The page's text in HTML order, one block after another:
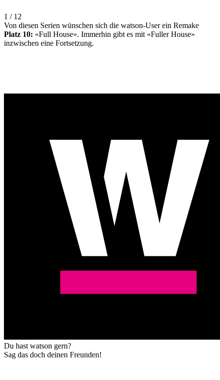
1 / 12
Von diesen Serien wünschen sich die watson-User ein Remake
Platz 10: «Full House». Immerhin gibt es mit «Fuller House»
inzwischen eine Fortsetzung.
Du hast watson gern?
Sag das doch deinen Freunden!